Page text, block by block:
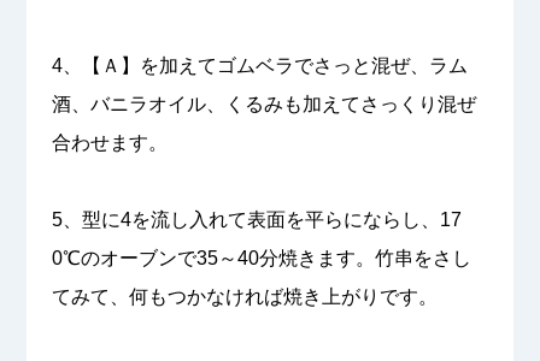
4、【Ａ】を加えてゴムベラでさっと混ぜ、ラム
酒、バニラオイル、くるみも加えてさっくり混ぜ
合わせます。
5、型に4を流し入れて表面を平らにならし、17
0℃のオーブンで35～40分焼きます。竹串をさし
てみて、何もつかなければ焼き上がりです。